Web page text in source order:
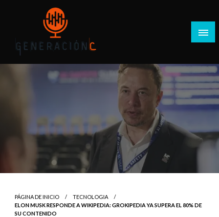
Generación C
PÁGINA DE INICIO
TECNOLOGIA
ELON MUSK RESPONDE A WIKIPEDIA: GROKIPEDIA YA SUPERA EL 80% DE
SU CONTENIDO